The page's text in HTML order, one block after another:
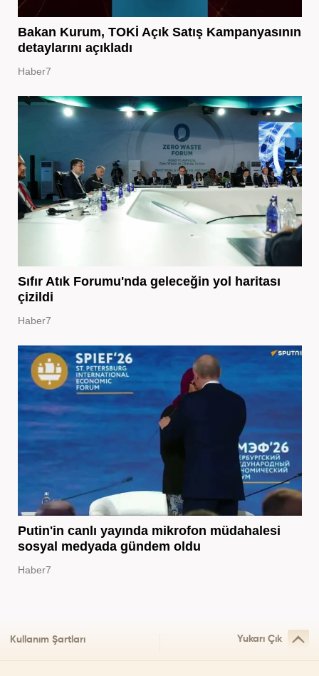
Bakan Kurum, TOKİ Açık Satış Kampanyasının
detaylarını açıkladı
Haber7
Sıfır Atık Forumu'nda geleceğin yol haritası
çizildi
Haber7
Putin'in canlı yayında mikrofon müdahalesi
sosyal medyada gündem oldu
Haber7
Kullanım Şartları Yukarı Çık